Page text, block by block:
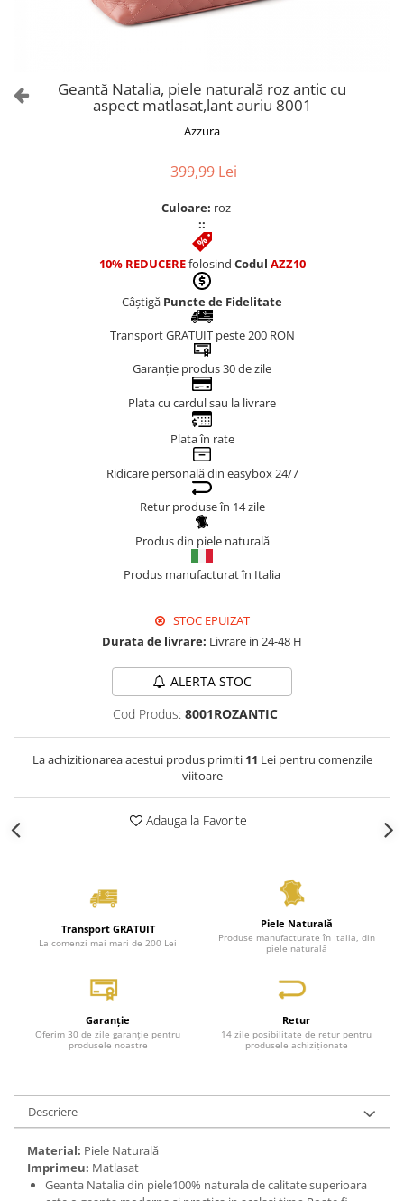
Genți AlbeGeantă Natalia, piele naturală roz antic cu
aspect matlasat,lant auriu 8001
Azzura
399,99 Lei
Culoare: roz
::
10% REDUCEREfolosind Codul AZZ10
Câștigă Puncte de Fidelitate
Transport GRATUIT peste 200 RON
Garanție produs 30 de zile
Plata cu cardul sau la livrare
Plata în rate
Ridicare personală din easybox 24/7
Retur produse în 14 zile
Produs din piele naturală
Produs manufacturat în Italia
STOC EPUIZAT
Durata de livrare: Livrare in 24-48 H
ALERTA STOC
Cod Produs: 8001ROZANTIC
La achizitionarea acestui produs primiti 11 Lei pentru comenzile
viitoare
Adauga la Favorite
Transport GRATUIT
La comenzi mai mari de 200 Lei
Piele Naturală
Produse manufacturate în Italia, din
piele naturală
Garanție
Oferim 30 de zile garanție pentru
produsele noastre
Retur
14 zile posibilitate de retur pentru
produsele achiziționate
Descriere
Material: Piele Naturală
Imprimeu: Matlasat
Geanta Natalia din piele100% naturala de calitate superioara